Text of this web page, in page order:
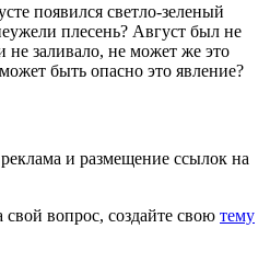
появился светло-зеленый
плесень? Август был не
заливало, не может же это
быть опасно это явление?
и размещение ссылок на
вопрос, создайте свою тему